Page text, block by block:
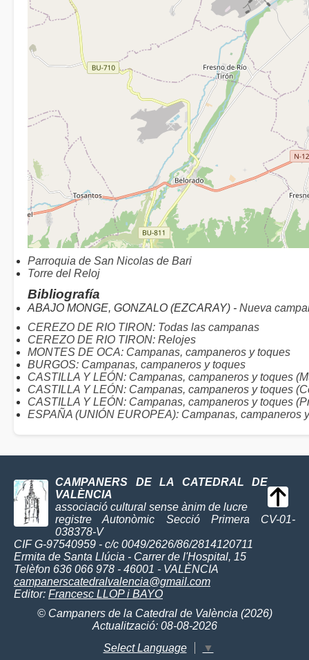
Parroquia de San Nicolas de Bari
Torre del Reloj
Bibliografía
ABAJO MONGE, GONZALO (EZCARAY) - Nueva
CEREZO DE RIO TIRON: Todas las campanas
CEREZO DE RIO TIRON: Relojes
MONTES DE OCA: Campanas, campaneros y toques
BURGOS: Campanas, campaneros y toques
CASTILLA Y LEÓN: Campanas, campaneros y toques
CASTILLA Y LEÓN: Campanas, campaneros y toques
CASTILLA Y LEÓN: Campanas, campaneros y toques
ESPAÑA (UNIÓN EUROPEA): Campanas, campaneros
CAMPANERS DE LA CATEDRAL DE
VALÈNCIA
associació cultural sense ànim de lucre
registre Autonòmic Secció Primera CV-01-
038378-V
CIF G-97540959 - c/c 0049/2626/86/2814120711
Ermita de Santa Llúcia - Carrer de l'Hospital, 15
Telèfon 636 066 978 - 46001 - VALÈNCIA
campanerscatedralvalencia@gmail.com
Editor: Francesc LLOP i BAYO
© Campaners de la Catedral de València (2026)
Actualització: 08-08-2026
Select Language
▼